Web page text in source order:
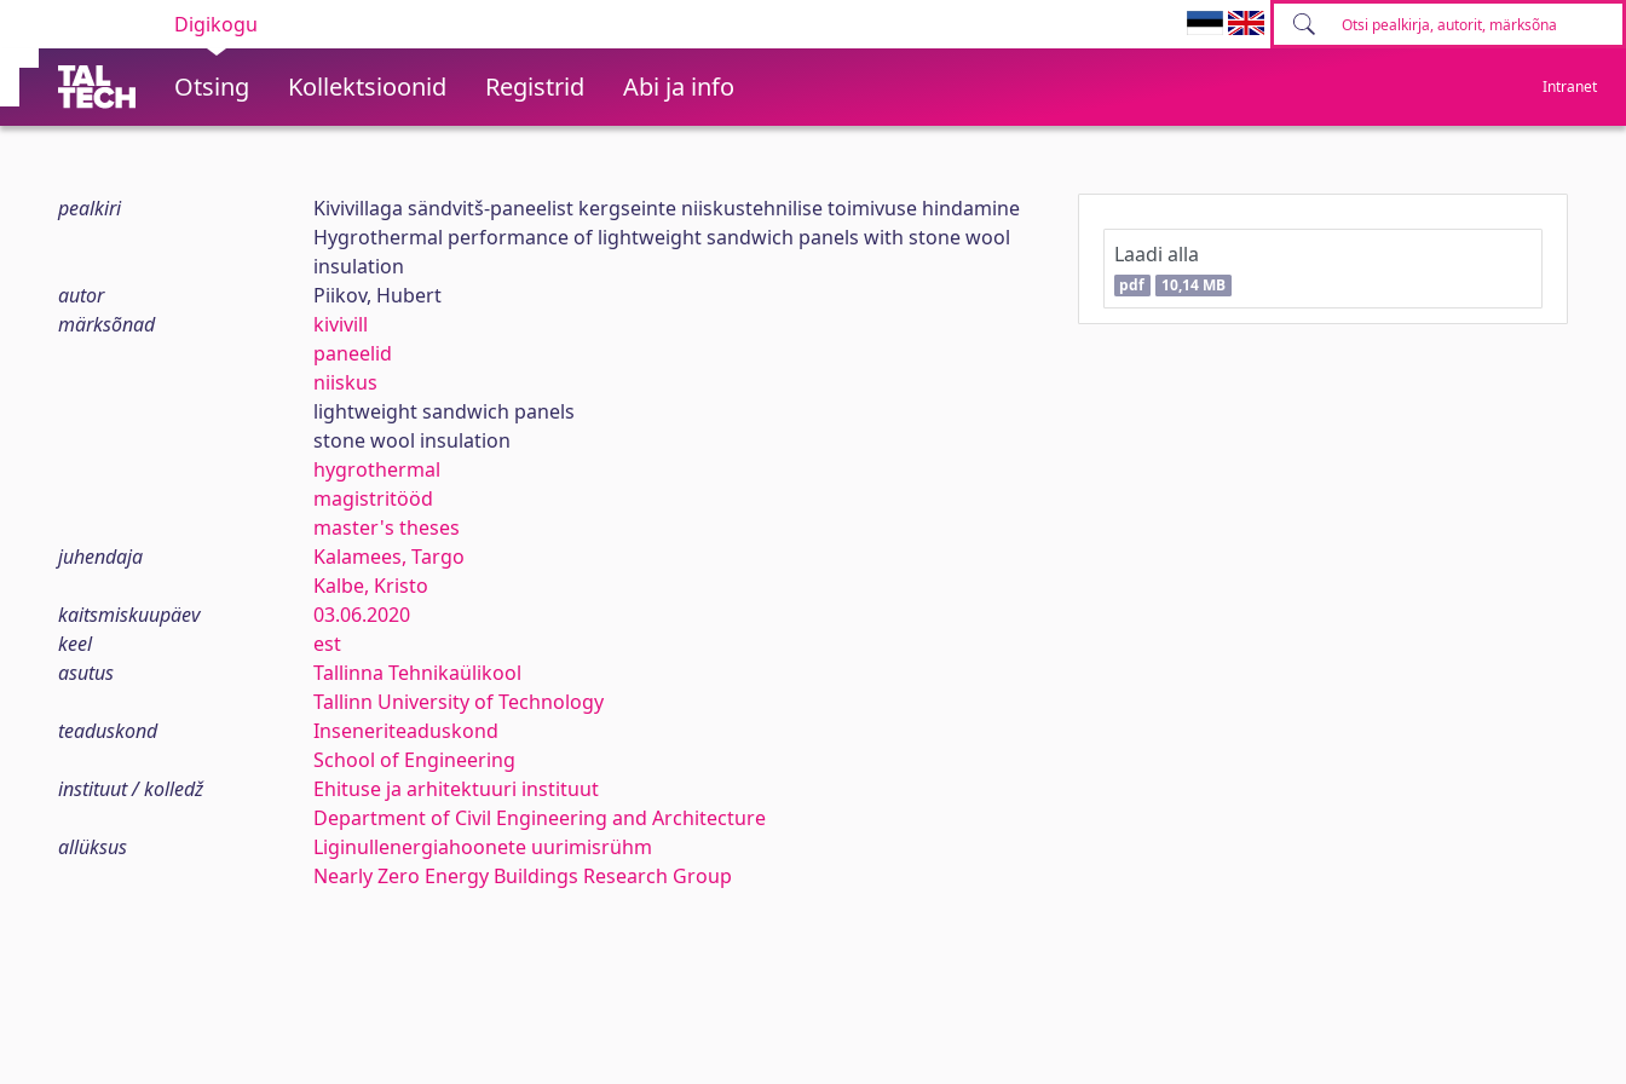
Digikogu
Otsing Kollektsioonid Registrid Abi ja info Intranet
pealkiri
Kivivillaga sändvitš-paneelist kergseinte niiskustehnilise toimivuse hindamine
Hygrothermal performance of lightweight sandwich panels with stone wool
insulation
autor
Piikov, Hubert
märksõnad
kivivill
paneelid
niiskus
lightweight sandwich panels
stone wool insulation
hygrothermal
magistritööd
master's theses
juhendaja
Kalamees, Targo
Kalbe, Kristo
kaitsmiskuupäev
03.06.2020
keel
est
asutus
Tallinna Tehnikaülikool
Tallinn University of Technology
teaduskond
Inseneriteaduskond
School of Engineering
instituut / kolledž
Ehituse ja arhitektuuri instituut
Department of Civil Engineering and Architecture
allüksus
Liginullenergiahoonete uurimisrühm
Nearly Zero Energy Buildings Research Group
Laadi alla
pdf 10,14 MB